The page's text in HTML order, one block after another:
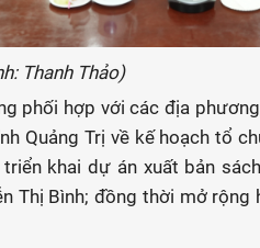
Thanh Thảo)
phối hợp với các địa
Quảng Trị về kế hoạch tổ
khai dự án xuất bản
Thị Bình; đồng thời mở